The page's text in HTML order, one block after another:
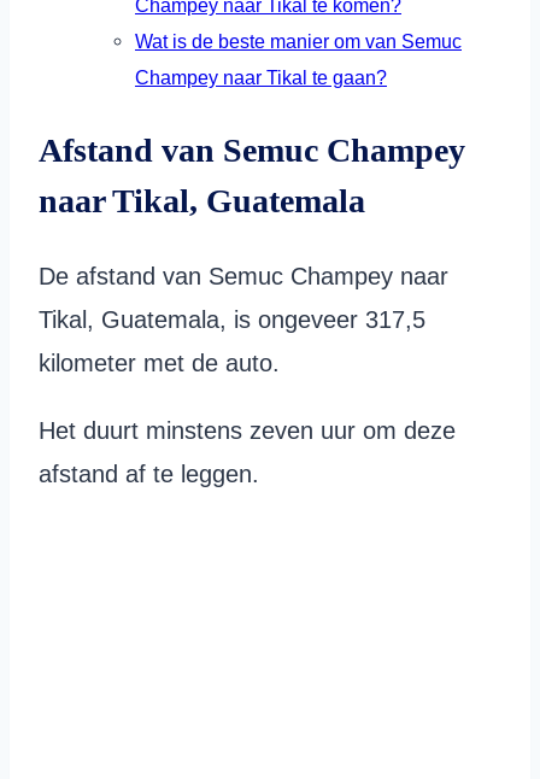
Champey naar Tikal te komen?
Wat is de beste manier om van Semuc
Champey naar Tikal te gaan?
Afstand van Semuc Champey
naar Tikal, Guatemala
De afstand van Semuc Champey naar
Tikal, Guatemala, is ongeveer 317,5
kilometer met de auto.
Het duurt minstens zeven uur om deze
afstand af te leggen.